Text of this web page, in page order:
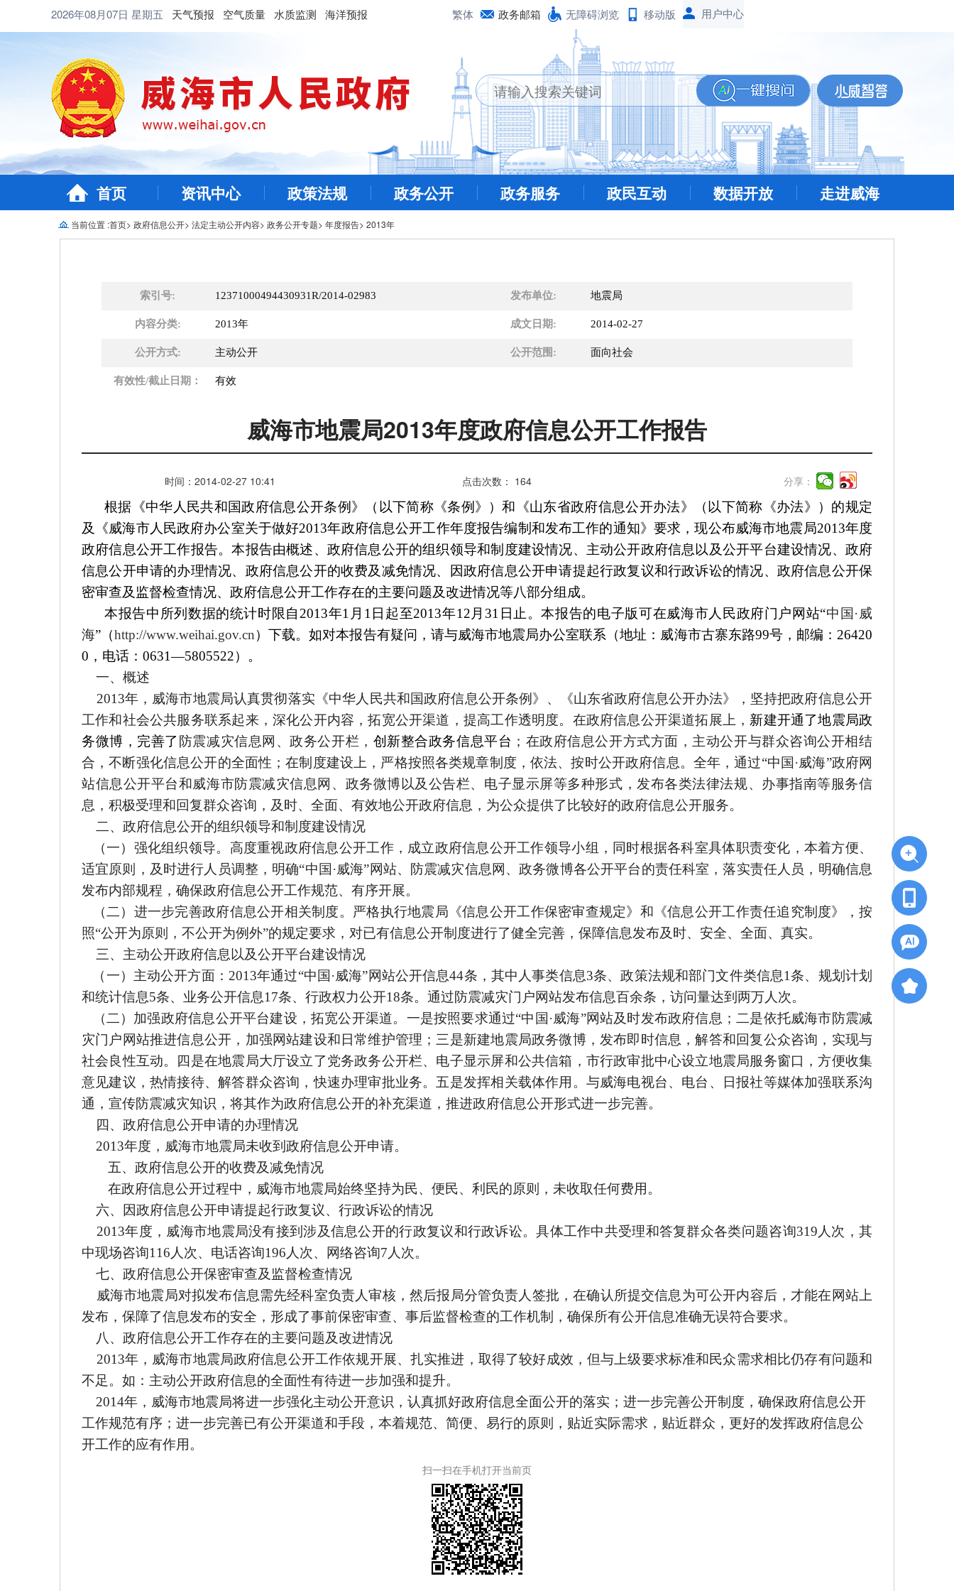
2026年08月07日 星期五 天气预报 空气质量 水质监测 海洋预报 繁体 政务邮箱 无障碍浏览 移动版
首页 资讯中心 政策法规 政务公开 政务服务 政民互动 数据开放 走进威海
当前位置 :首页> 政府信息公开> 法定主动公开内容> 政务公开专题> 年度报告> 2013年
索引号: 12371000494430931R/2014-02983 发布单位: 地震局
内容分类: 2013年 成文日期: 2014-02-27
公开方式: 主动公开 公开范围: 面向社会
有效性/截止日期： 有效
威海市地震局2013年度政府信息公开工作报告
时间： 2014-02-27 10:41 点击次数： 164 分享：
根据《中华人民共和国政府信息公开条例》（以下简称《条例》）和《山东省政府信息公开办法》（以下简称《办法》）的规定
及《威海市人民政府办公室关于做好2013年政府信息公开工作年度报告编制和发布工作的通知》要求，现公布威海市地震局2013年度
政府信息公开工作报告。本报告由概述、政府信息公开的组织领导和制度建设情况、主动公开政府信息以及公开平台建设情况、政府
信息公开申请的办理情况、政府信息公开的收费及减免情况、因政府信息公开申请提起行政复议和行政诉讼的情况、政府信息公开保
密审查及监督检查情况、政府信息公开工作存在的主要问题及改进情况等八部分组成。
本报告中所列数据的统计时限自2013年1月1日起至2013年12月31日止。本报告的电子版可在威海市人民政府门户网站“中国·威
海”（http://www.weihai.gov.cn）下载。如对本报告有疑问，请与威海市地震局办公室联系（地址：威海市古寨东路99号，邮编：26420
0，电话：0631―5805522）。
一、概述
2013年，威海市地震局认真贯彻落实《中华人民共和国政府信息公开条例》、《山东省政府信息公开办法》，坚持把政府信息公开
工作和社会公共服务联系起来，深化公开内容，拓宽公开渠道，提高工作透明度。在政府信息公开渠道拓展上， 新建开通了地震局政
务微博，完善了 防震减灾信息网、政务公开栏， 创新整合政务信息平台 ；在政府信息公开方式方面，主动公开与群众咨询公开相结
合，不断强化信息公开的全面性；在制度建设上，严格按照各类规章制度，依法、按时公开政府信息。全年，通过“中国·威海”政府网
站信息公开平台和威海市防震减灾信息网、政务微博以及公告栏、电子显示屏等多种形式，发布各类法律法规、办事指南等服务信
息，积极受理和回复群众咨询，及时、全面、有效地公开政府信息，为公众提供了比较好的政府信息公开服务。
二、 政府信息公开的组织领导和制度建设情况
（一）强化组织领导。高度重视政府信息公开工作，成立政府信息公开工作领导小组，同时根据各科室具体职责变化，本着方便、
适宜原则，及时进行人员调整，明确“中国·威海”网站、防震减灾信息网、政务微博各公开平台的责任科室，落实责任人员，明确信息
发布内部规程，确保政府信息公开工作规范、有序开展。
（二）进一步完善政府信息公开相关制度。严格执行地震局《信息公开工作保密审查规定》和《信息公开工作责任追究制度》，按
照“公开为原则，不公开为例外”的规定要求，对已有信息公开制度进行了健全完善，保障信息发布及时、安全、全面、真实。
三、 主动公开政府信息以及公开平台建设情况
（一）主动公开方面：2013年通过“中国·威海”网站公开信息44条，其中人事类信息3条、政策法规和部门文件类信息1条、规划计划
和统计信息5条、业务公开信息17条、行政权力公开18条。 通过防震减灾门户网站发布信息百余条，访问量达到两万人次。
（二）加强政府信息公开平台建设，拓宽公开渠道。一是按照要求通过“中国·威海”网站及时发布政府信息；二是依托威海市防震减
灾门户网站推进信息公开，加强网站建设和日常维护管理；三是新建地震局政务微博，发布即时信息，解答和回复公众咨询，实现与
社会良性互动。四是在地震局大厅设立了党务政务公开栏、电子显示屏和公共信箱，市行政审批中心设立地震局服务窗口，方便收集
意见建议，热情接待、解答群众咨询，快速办理审批业务。五是发挥相关载体作用。与威海电视台、电台、日报社等媒体加强联系沟
通，宣传防震减灾知识，将其作为政府信息公开的补充渠道，推进政府信息公开形式进一步完善。
四 、政府信息公开申请的办理情况
2013年度，威海市地震局未收到政府信息公开申请。
五、政府信息公开的收费及减免情况
在政府信息公开过程中，威海市地震局始终坚持为民、便民、利民的原则，未收取任何费用。
六、因政府信息公开申请提起行政复议、行政诉讼的情况
2013年度，威海市地震局没有接到涉及信息公开的行政复议和行政诉讼。具体工作中共受理和答复群众各类问题咨询319人次，其
中现场咨询116人次、电话咨询196人次、网络咨询7人次。
七、政府信息公开保密审查及监督检查情况
威海市地震局对拟发布信息需先经科室负责人审核，然后报局分管负责人签批，在确认所提交信息为可公开内容后，才能在网站上
发布，保障了信息发布的安全，形成了事前保密审查、事后监督检查的工作机制，确保所有公开信息准确无误符合要求。
八、政府信息公开工作存在的主要问题及改进情况
2013年，威海市地震局政府信息公开工作依规开展、扎实推进，取得了较好成效，但与上级要求标准和民众需求相比仍存有问题和
不足。如：主动公开政府信息的全面性有待进一步加强和提升。
2014年，威海市地震局将进一步强化主动公开意识，认真抓好政府信息全面公开的落实；进一步完善公开制度，确保政府信息公开
工作规范有序；进一步完善已有公开渠道和手段，本着规范、简便、易行的原则，贴近实际需求，贴近群众，更好的发挥政府信息公
开工作的应有作用。
扫一扫在手机打开当前页